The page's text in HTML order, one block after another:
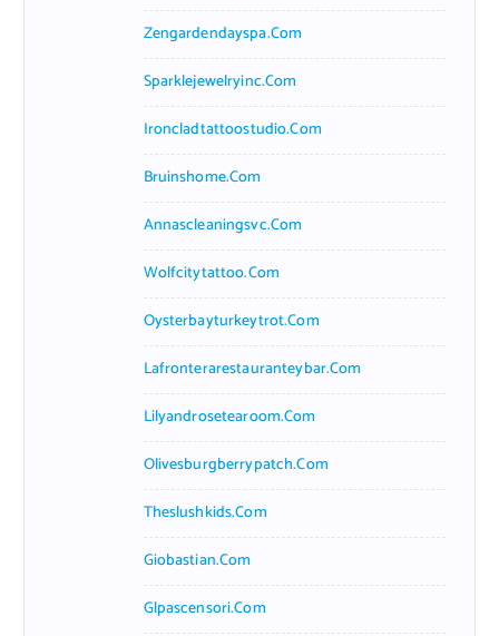
Zengardendayspa.com
Sparklejewelryinc.com
Ironcladtattoostudio.com
Bruinshome.com
Annascleaningsvc.com
Wolfcitytattoo.com
Oysterbayturkeytrot.com
Lafronterarestauranteybar.com
Lilyandrosetearoom.com
Olivesburgberrypatch.com
Theslushkids.com
Giobastian.com
Glpascensori.com